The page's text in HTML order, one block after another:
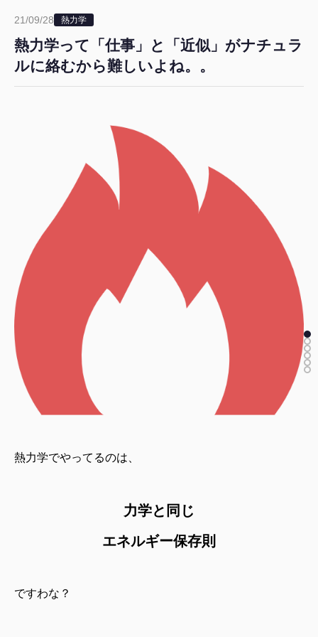
21/09/28 熱力学
熱力学って「仕事」と「近似」がナチュラ
ルに絡むから難しいよね。。
熱力学でやってるのは、
力学と同じ
エネルギー保存則
ですわな？